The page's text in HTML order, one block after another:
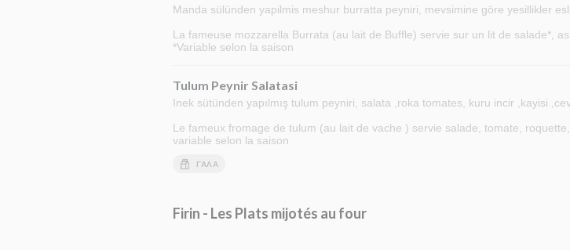
Manda sülünden yapilmis meshur burratta peyniri, mevsimine göre yesillikler
La fameuse mozzarella Burrata (au lait de Buffle) servie sur un lit de salade*,
*Variable selon la saison
Tulum Peynir Salatasi
Inek sütünden yapılmış tulum peyniri, salata ,roka tomates, kuru incir ,kayisi
Le fameux fromage de tulum (au lait de vache ) servie salade, tomate,
variable selon la saison
ΓΆΛΑ
Firin - Les Plats mijotés au four